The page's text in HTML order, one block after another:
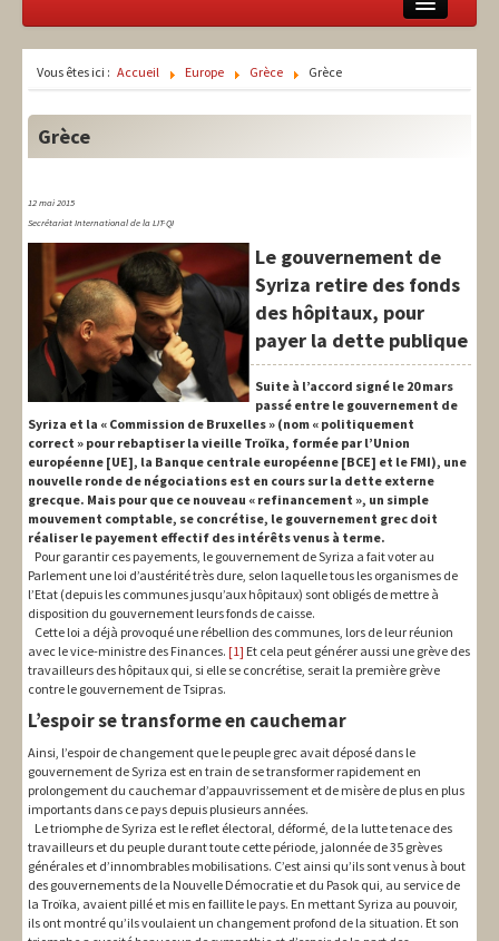
Théorie
Europe
International
Syndical
Social
Thèmes
Vous êtes ici : Accueil Europe Grèce Grèce
Grèce
12 mai 2015
Secrétariat International de la LIT-QI
Le gouvernement de
Syriza retire des fonds
des hôpitaux, pour
payer la dette publique
Suite à l’accord signé le 20 mars
passé entre le gouvernement de
Syriza et la « Commission de Bruxelles » (nom « politiquement
correct » pour rebaptiser la vieille Troïka, formée par l’Union
européenne [UE], la Banque centrale européenne [BCE] et le FMI), une
nouvelle ronde de négociations est en cours sur la dette externe
grecque. Mais pour que ce nouveau « refinancement », un simple
mouvement comptable, se concrétise, le gouvernement grec doit
réaliser le payement effectif des intérêts venus à terme.
Pour garantir ces payements, le gouvernement de Syriza a fait voter au
Parlement une loi d’austérité très dure, selon laquelle tous les organismes de
l’Etat (depuis les communes jusqu’aux hôpitaux) sont obligés de mettre à
disposition du gouvernement leurs fonds de caisse.
Cette loi a déjà provoqué une rébellion des communes, lors de leur réunion
avec le vice-ministre des Finances. [1] Et cela peut générer aussi une grève des
travailleurs des hôpitaux qui, si elle se concrétise, serait la première grève
contre le gouvernement de Tsipras.
L’espoir se transforme en cauchemar
Ainsi, l’espoir de changement que le peuple grec avait déposé dans le
gouvernement de Syriza est en train de se transformer rapidement en
prolongement du cauchemar d’appauvrissement et de misère de plus en plus
importants dans ce pays depuis plusieurs années.
Le triomphe de Syriza est le reflet électoral, déformé, de la lutte tenace des
travailleurs et du peuple durant toute cette période, jalonnée de 35 grèves
générales et d’innombrables mobilisations. C’est ainsi qu’ils sont venus à bout
des gouvernements de la Nouvelle Démocratie et du Pasok qui, au service de
la Troïka, avaient pillé et mis en faillite le pays. En mettant Syriza au pouvoir,
ils ont montré qu’ils voulaient un changement profond de la situation. Et son